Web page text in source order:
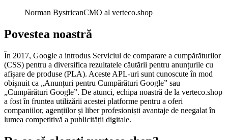
Norman BystricanCMO al verteco.shop
Povestea noastră
În 2017, Google a introdus Serviciul de comparare a cumpărăturilor
(CSS) pentru a diversifica rezultatele căutării pentru anunțurile cu
afișare de produse (PLA). Aceste APL-uri sunt cunoscute în mod
obișnuit ca „Anunțuri pentru Cumpărături Google” sau
„Cumpărături Google”. De atunci, echipa noastră de la verteco.shop
a fost în fruntea utilizării acestei platforme pentru a oferi
companiilor, agențiilor și liber profesioniști avantaje de neegalat în
lumea competitivă a publicității digitale.